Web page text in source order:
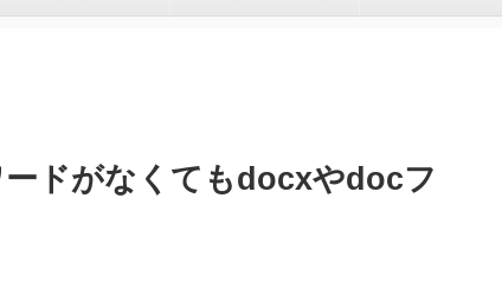
ドがなくてもdocxやdocフ